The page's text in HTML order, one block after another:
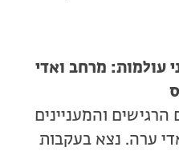
בין שני עולמות: מרחב ואדי
והמעניינים
ערה. נצא בעקבות